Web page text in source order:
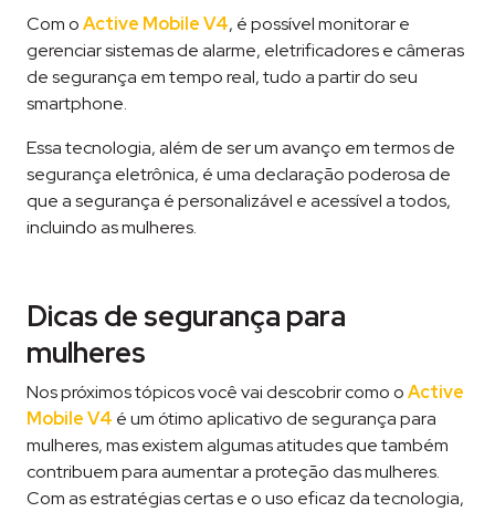
Com oActive Mobile V4, é possível monitorar e
gerenciar sistemas de alarme, eletrificadores e câmeras
de segurança em tempo real, tudo a partir do seu
smartphone.
Essa tecnologia, além de ser um avanço em termos de
segurança eletrônica, é uma declaração poderosa de
que a segurança é personalizável e acessível a todos,
incluindo as mulheres.
Dicas de segurança para
mulheres
Nos próximos tópicos você vai descobrir como oActive
Mobile V4 é um ótimo aplicativo de segurança para
mulheres, mas existem algumas atitudes que também
contribuem para aumentar a proteção das mulheres.
Com as estratégias certas e o uso eficaz da tecnologia,